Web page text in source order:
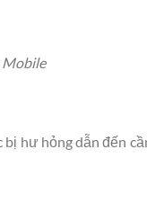
Mobile
bị hư hỏng dẫn đến